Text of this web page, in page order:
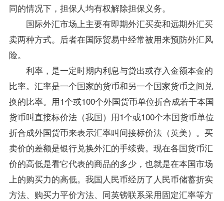
同的情况下，担保人均有权解除担保义务。
国际外汇市场上主要有即期外汇买卖和远期外汇买
卖两种方式。后者在国际贸易中经常被用来预防外汇风
险。
利率，是一定时期内利息与贷出或存入金额本金的
比率。汇率是一个国家的货币和另一个国家货币之间兑
换的比率。用1个或100个外国货币单位折合成若干本国
货币叫直接标价法（我国）用1个或100个本国货币单位
折合成外国货币来表示汇率叫间接标价法（英美）。买
卖价的差额是银行兑换外汇的手续费。现在各国货币汇
价的高低是看它代表的商品的多少，也就是在本国市场
上的购买力的高低。我国人民币经历了人民币储蓄折实
方法、购买力平价方法、同英镑联系采用固定汇率等方